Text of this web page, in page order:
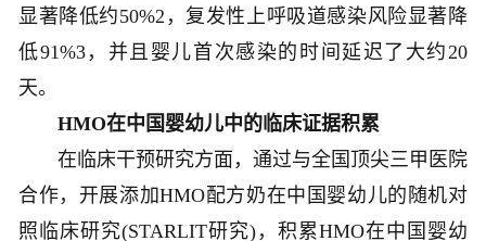
显著降低约50%2，复发性上呼吸道感染风险显著降
低91%3，并且婴儿首次感染的时间延迟了大约20
天。
HMO在中国婴幼儿中的临床证据积累
在临床干预研究方面，通过与全国顶尖三甲医院
合作，开展添加HMO配方奶在中国婴幼儿的随机对
照临床研究(STARLIT研究)，积累HMO在中国婴幼